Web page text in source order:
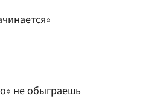
не обыграешь